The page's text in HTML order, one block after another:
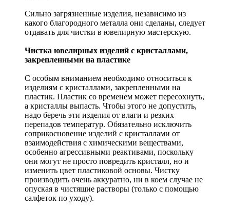
Сильно загрязненные изделия, независимо из
какого благородного металла они сделаны, следует
отдавать для чистки в ювелирную мастерскую.
Чистка ювелирных изделий с кристаллами,
закрепленными на пластике
С особым вниманием необходимо относиться к
изделиям с кристаллами, закрепленными на
пластик. Пластик со временем может пересохнуть,
а кристаллы выпасть. Чтобы этого не допустить,
надо беречь эти изделия от влаги и резких
перепадов температур. Обязательно исключить
соприкосновение изделий с кристаллами от
взаимодействия с химическими веществами,
особенно агрессивными реактивами, поскольку
они могут не просто повредить кристалл, но и
изменить цвет пластиковой основы. Чистку
производить очень аккуратно, ни в коем случае не
опуская в чистящие растворы (только с помощью
салфеток по уходу).